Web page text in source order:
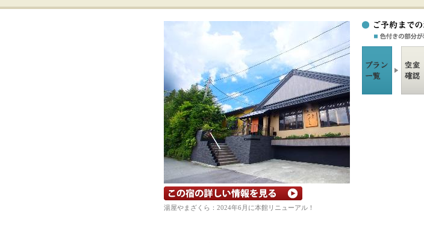
宿の詳細ホームページを見る
湯屋やまざくら：2024年6月に本館リニューアル！